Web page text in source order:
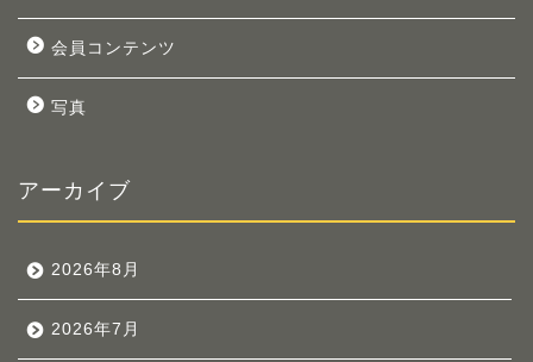
会員コンテンツ
写真
アーカイブ
2026年8月
2026年7月